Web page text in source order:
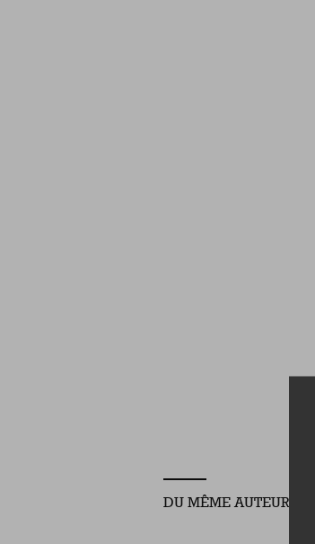
DU MÊME AUTEUR